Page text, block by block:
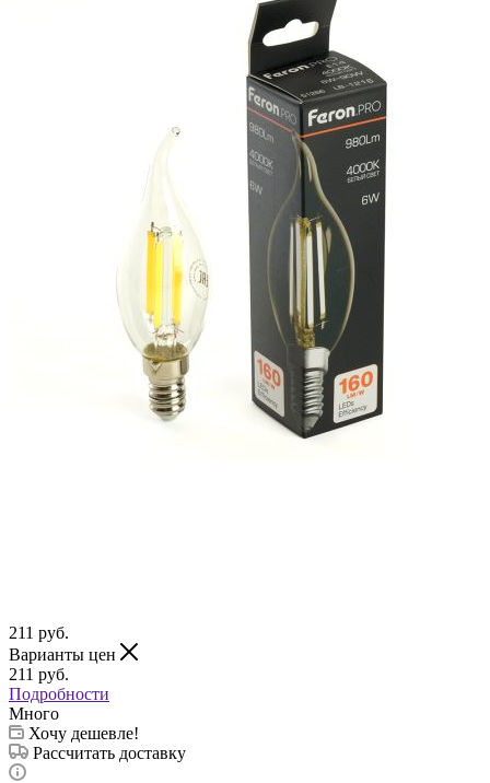
211 руб.
Варианты цен
211 руб.
Подробности
Много
Хочу дешевле!
Рассчитать доставку